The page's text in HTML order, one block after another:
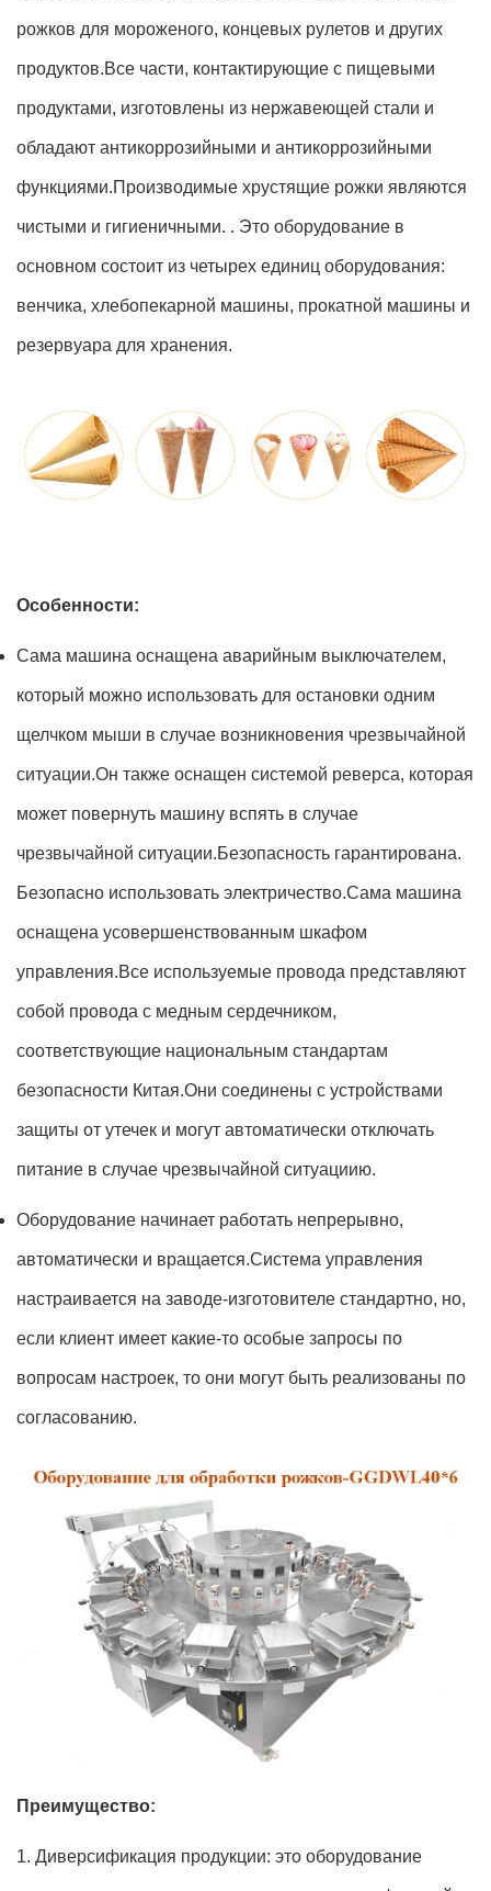
рожков для мороженого, концевых рулетов и других
продуктов.Все части, контактирующие с пищевыми
продуктами, изготовлены из нержавеющей стали и
обладают антикоррозийными и антикоррозийными
функциями.Производимые хрустящие рожки являются
чистыми и гигиеничными. . Это оборудование в
основном состоит из четырех единиц оборудования:
венчика, хлебопекарной машины, прокатной машины и
резервуара для хранения.
Особенности:
Сама машина оснащена аварийным выключателем,
который можно использовать для остановки одним
щелчком мыши в случае возникновения чрезвычайной
ситуации.Он также оснащен системой реверса, которая
может повернуть машину вспять в случае
чрезвычайной ситуации.Безопасность гарантирована.
Безопасно использовать электричество.Сама машина
оснащена усовершенствованным шкафом
управления.Все используемые провода представляют
собой провода с медным сердечником,
соответствующие национальным стандартам
безопасности Китая.Они соединены с устройствами
защиты от утечек и могут автоматически отключать
питание в случае чрезвычайной ситуациию.
Оборудование начинает работать непрерывно,
автоматически и вращается.Система управления
настраивается на заводе-изготовителе стандартно, но,
если клиент имеет какие-то особые запросы по
вопросам настроек, то они могут быть реализованы по
согласованию.
Преимущество:
1. Диверсификация продукции: это оборудование